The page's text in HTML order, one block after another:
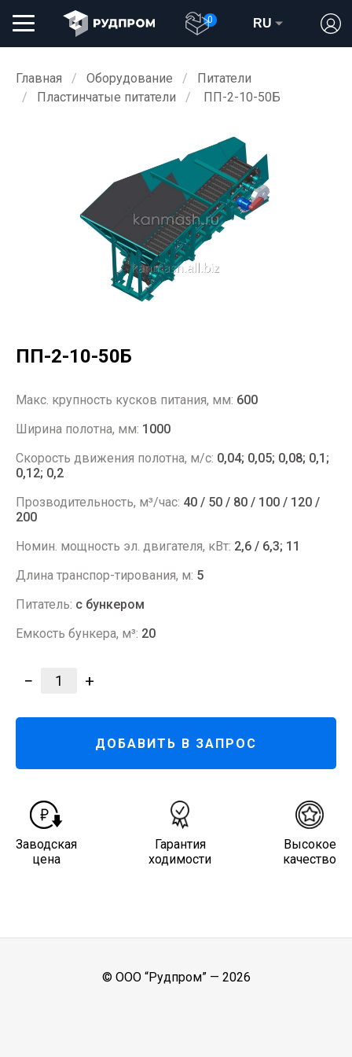
0 RU
Главная Оборудование
Питатели
Пластинчатые питатели
ПП-2-10-50Б
ПП-2-10-50Б
Макс. крупность кусков питания, мм: 600
Ширина полотна, мм: 1000
Скорость движения полотна, м/с: 0,04; 0,05; 0,08; 0,1;
0,12; 0,2
Прозводительность, м³/час: 40 / 50 / 80 / 100 / 120 /
200
Номин. мощность эл. двигателя, кВт: 2,6 / 6,3; 11
Длина транспор-тирования, м: 5
Питатель: с бункером
Емкость бункера, м³: 20
− 1 +
ДОБАВИТЬ В ЗАПРОС
Заводская
цена
Гарантия
ходимости
Высокое
качество
© ООО “Рудпром” — 2026